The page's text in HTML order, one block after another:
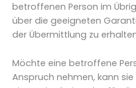
betroffenen Person im
über die geeigneten
der Übermittlung zu
Möchte eine betroffene
Anspruch nehmen, kann